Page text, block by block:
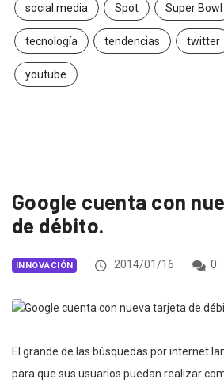
social media Spot Super Bowl
tecnología tendencias twitter
youtube
Google cuenta con
de débito.
INNOVACIÓN 2014/01/16 0
El grande de las búsquedas por internet
para que sus usuarios puedan realizar